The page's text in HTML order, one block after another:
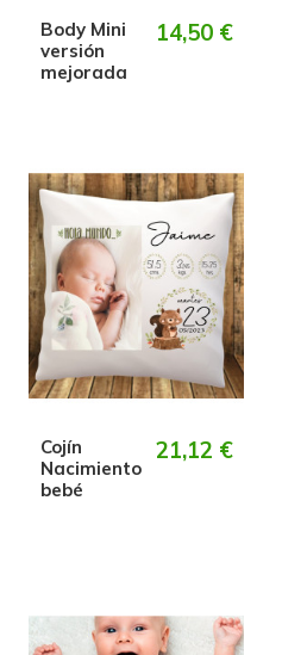
Body Mini
versión
mejorada
14,50 €
Cojín
Nacimiento
bebé
21,12 €